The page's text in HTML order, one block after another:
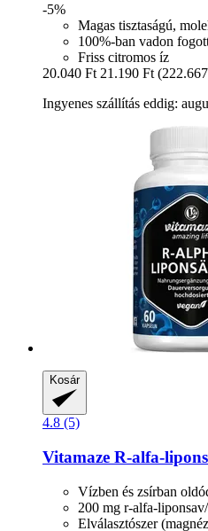
-5%
Magas tisztaságú,
100%-ban vadon
Friss citromos íz
20.040 Ft 21.190 Ft
Ingyenes szállítás eddig:
Kosár
4.8 (5)
Vitamaze R-​alfa-​
Vízben és zsírban
200 mg r-alfa-
Elválasztószer